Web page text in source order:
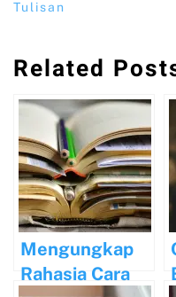
Tulisan
Related
Mengungkap
Rahasia Cara